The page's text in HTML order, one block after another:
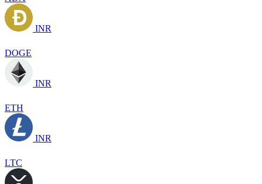
INR
DOGE
INR
ETH
INR
LTC